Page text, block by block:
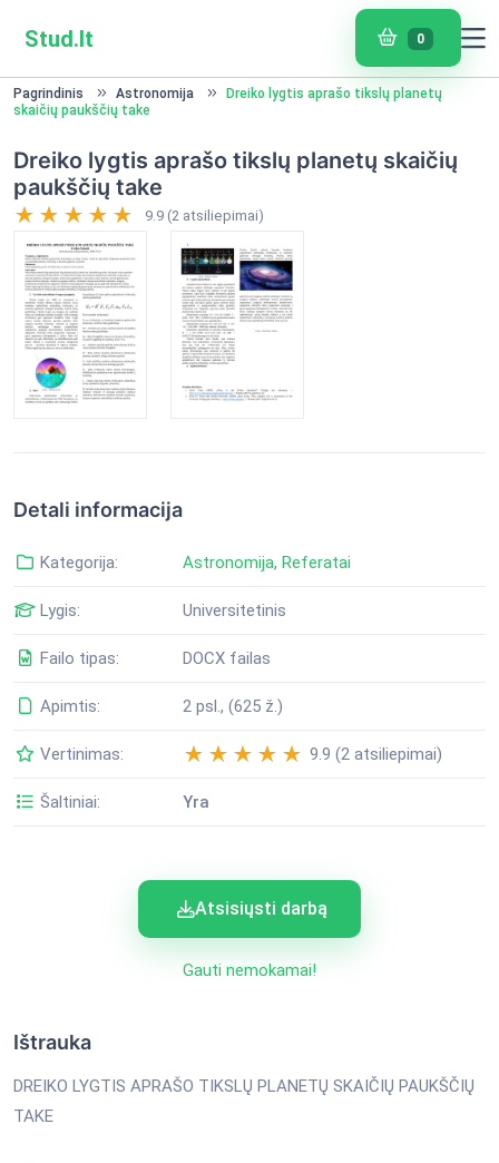
Stud.lt 0
Pagrindinis Astronomija
Dreiko lygtis aprašo tikslų planetų
skaičių paukščių take
Dreiko lygtis aprašo tikslų planetų skaičių
paukščių take
9.9 (2 atsiliepimai)
Detali informacija
Kategorija: Astronomija, Referatai
Lygis: Universitetinis
Failo tipas: DOCX failas
Apimtis: 2 psl., (625 ž.)
Vertinimas: 9.9 (2 atsiliepimai)
Šaltiniai: Yra
Atsisiųsti darbą
Gauti nemokamai!
Ištrauka
DREIKO LYGTIS APRAŠO TIKSLŲ PLANETŲ SKAIČIŲ PAUKŠČIŲ
TAKE